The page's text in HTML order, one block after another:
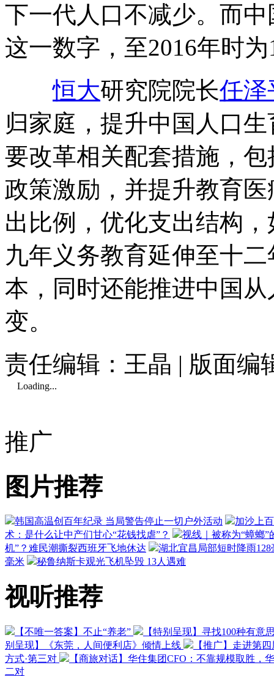
下一代人口不减少。而
这一数字，至2016年时为
恒大研究院院长任泽
归家庭，提升中国人口
要改革相关配套措施，
政策激励，并提升教育
出比例，优化支出结构
九年义务教育延伸至十
本，同时还能推进中国
变。
责任编辑：王晶 | 版面编
Loading...
推广
图片推荐
韩国高温创百年纪录 当局警告停止一切户外活动
加沙上
术：是什么让中产们甘心“花钱找虐”？
视线｜被称为“蟑螂
机”？难民潮撕裂西班牙飞地休达
湖北宜昌局部短时降雨
毫米
秘鲁纳斯卡观光飞机坠毁 13人遇难
视听推荐
【不唯一答案】不止“养老”
【特别呈现】寻找100种有意
别呈现】《东莞，人间便利店》倾情上线
【推广】走进第
方式·第三对
【商旅对话】华住集团CFO：不靠规模取胜，
二对